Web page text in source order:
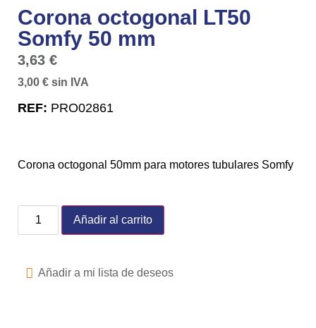
Corona octogonal LT50
Somfy 50 mm
3,63 €
3,00 € sin IVA
REF: PRO02861
Corona octogonal 50mm para motores tubulares Somfy
Añadir al carrito
Añadir a mi lista de deseos